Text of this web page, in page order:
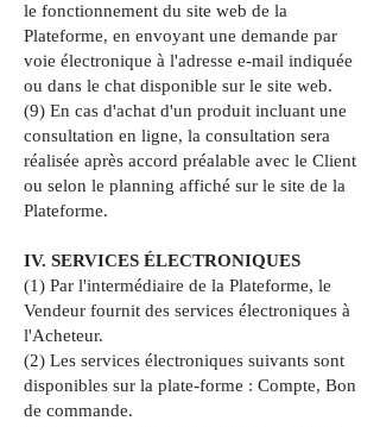
le fonctionnement du site web de la
Plateforme, en envoyant une demande par
voie électronique à l'adresse e-mail indiquée
ou dans le chat disponible sur le site web.
(9) En cas d'achat d'un produit incluant une
consultation en ligne, la consultation sera
réalisée après accord préalable avec le Client
ou selon le planning affiché sur le site de la
Plateforme.
IV. SERVICES ÉLECTRONIQUES
(1) Par l'intermédiaire de la Plateforme, le
Vendeur fournit des services électroniques à
l'Acheteur.
(2) Les services électroniques suivants sont
disponibles sur la plate-forme : Compte, Bon
de commande.